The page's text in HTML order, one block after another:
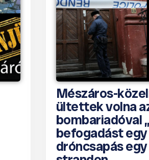
Mészáros-
ültettek volna
bombariadóval
befogadást
dróncsapás